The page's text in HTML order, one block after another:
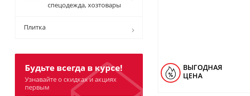
ВЫГОДНАЯ
ЦЕНА
спецодежда, хозтовары
Плитка
Будьте всегда в курсе!
Узнавайте о скидках и акциях
первым